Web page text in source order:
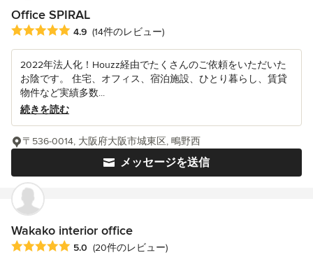
Office SPIRAL
平均評価：5つ星中 星4.9
4.9 (14件のレビュー)
2022年法人化！Houzz経由でたくさんのご依頼をいただいた
お陰です。 住宅、オフィス、宿泊施設、ひとり暮らし、賃貸
物件など実績多数...
続きを読む
メッセージを送信
〒536-0014, 大阪府大阪市城東区, 鴫野西
Wakako interior office
平均評価：5つ星中 星5
5.0 (20件のレビュー)